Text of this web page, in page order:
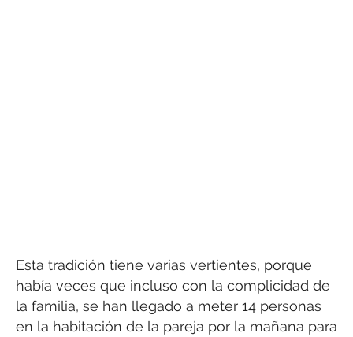
Esta tradición tiene varias vertientes, porque
había veces que incluso con la complicidad de
la familia, se han llegado a meter 14 personas
en la habitación de la pareja por la mañana para